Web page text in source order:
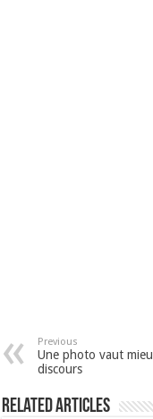
Previous
Une photo vaut
discours
Related Articles